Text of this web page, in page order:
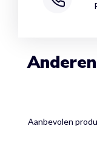
Aanbevolen